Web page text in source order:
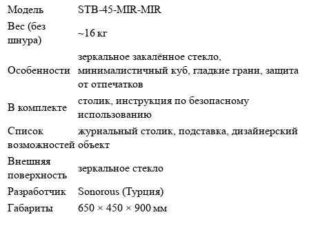
Модель
STB‑45‑MIR‑MIR
Вес (без
шнура)
~16 кг
Особенности
зеркальное закалённое стекло,
минималистичный куб, гладкие грани, защита
от отпечатков
В комплекте
столик, инструкция по безопасному
использованию
Список
возможностей
журнальный столик, подставка, дизайнерский
объект
Внешняя
поверхность
зеркальное стекло
Разработчик
Sonorous (Турция)
Габариты
650 × 450 × 900 мм